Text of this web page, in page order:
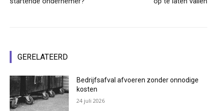
GERELATEERD
Bedrijfsafval afvoeren zonder onnodige
kosten
24 juli 2026